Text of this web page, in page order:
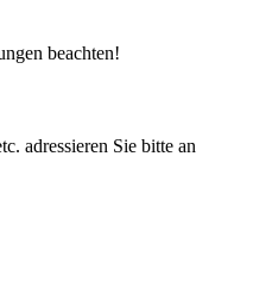
beachten!
adressieren Sie bitte an